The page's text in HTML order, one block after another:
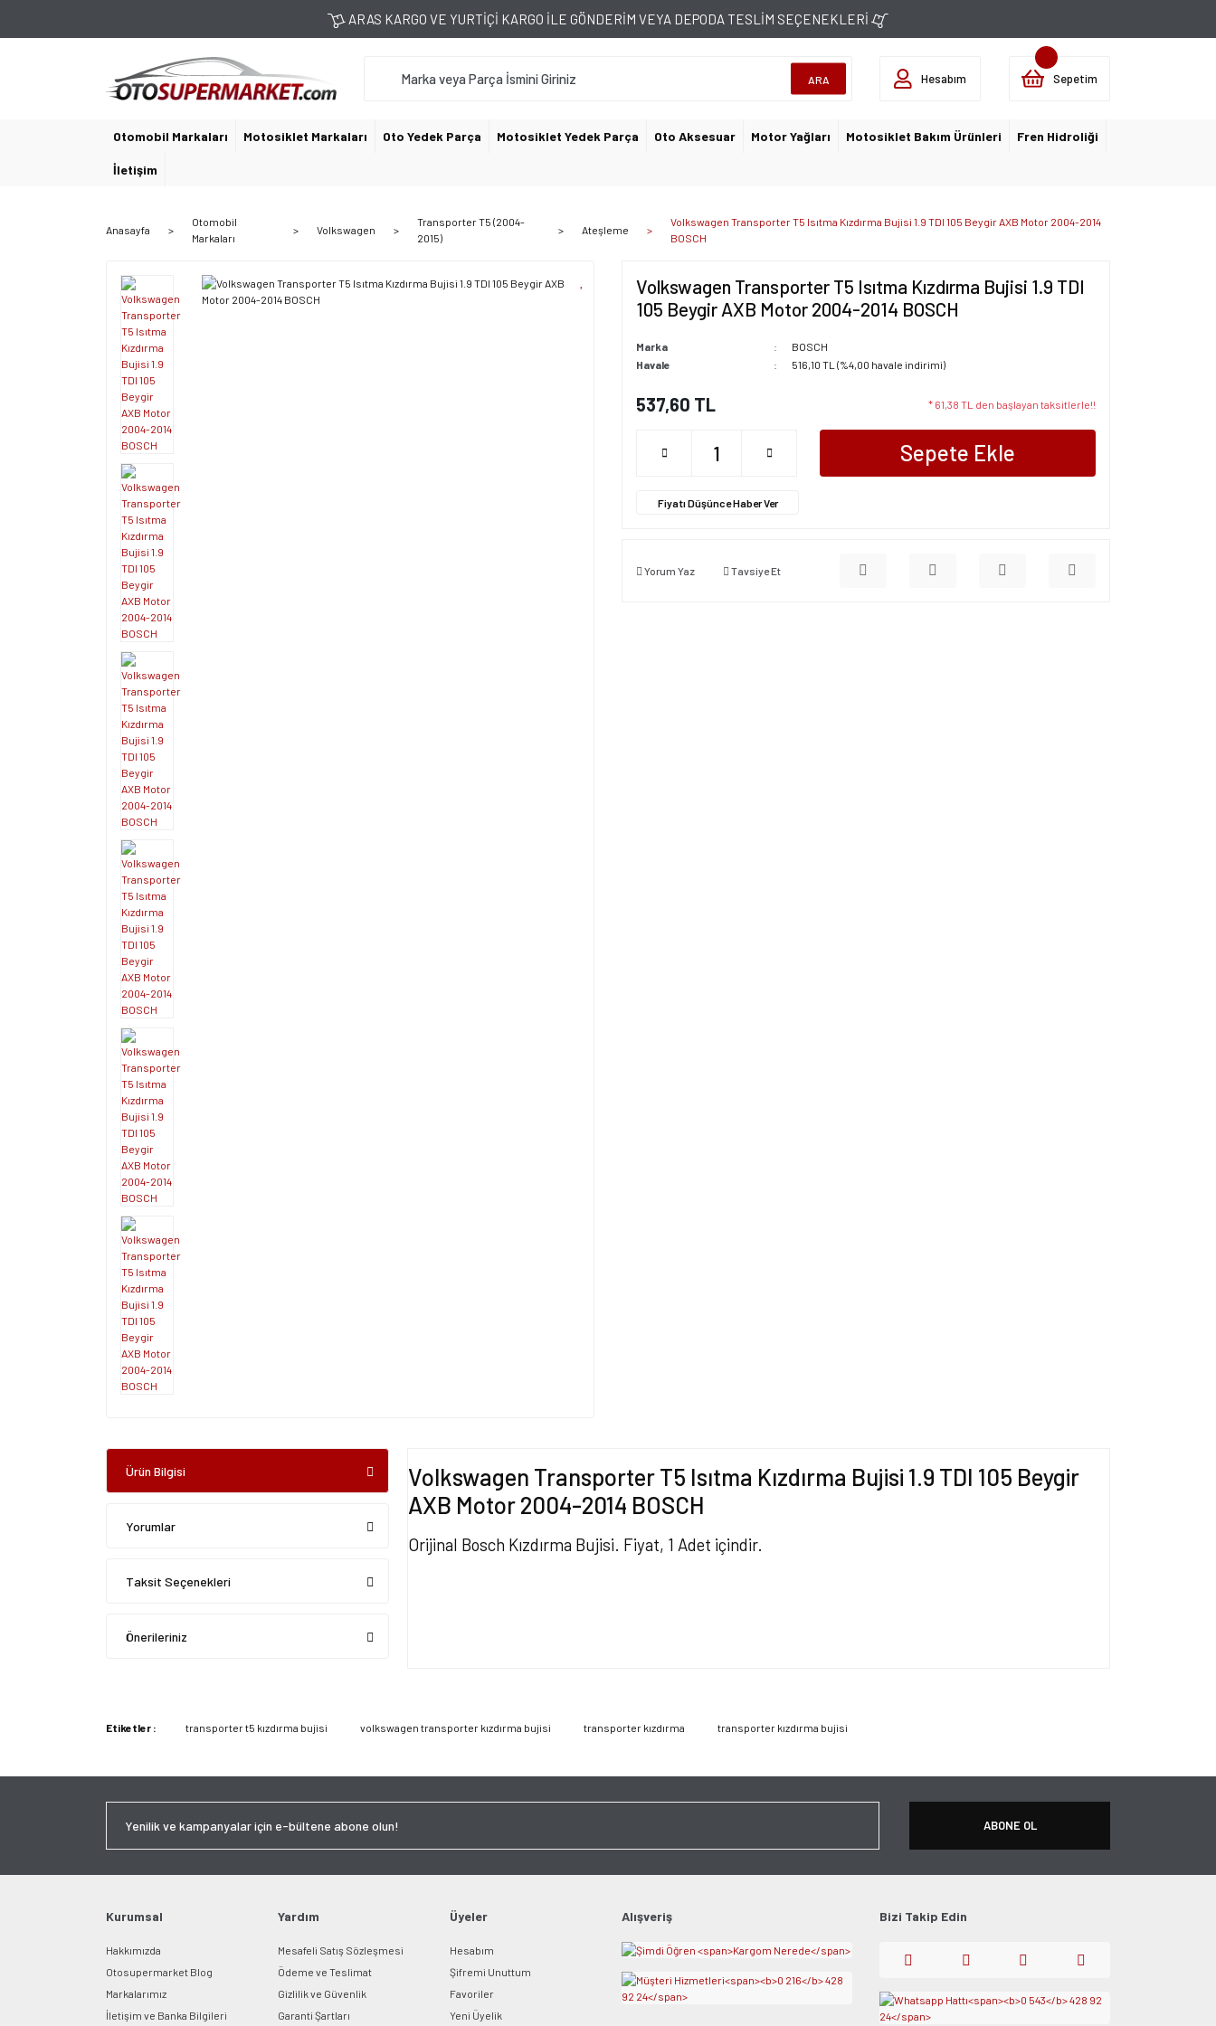
ARAS KARGO VE YURTİÇİ KARGO İLE GÖNDERİM VEYA DEPODA TESLİM SEÇENEKLERİ
ARA Hesabım Sepetim
Otomobil Markaları Motosiklet Markaları Oto Yedek Parça Motosiklet Yedek Parça Oto Aksesuar Motor Yağları Motosiklet Bakım Ürünleri Fren Hidroliği
İletişim
Anasayfa
Otomobil
Markaları
Volkswagen
Transporter T5 (2004-
2015)
Ateşleme
Volkswagen Transporter T5 Isıtma Kızdırma Bujisi 1.9 TDI 105 Beygir AXB Motor 2004-2014
BOSCH
Volkswagen Transporter T5 Isıtma Kızdırma Bujisi 1.9 TDI
105 Beygir AXB Motor 2004-2014 BOSCH
Marka
BOSCH
Havale
516,10 TL (%4,00 havale indirimi)
537,60 TL * 61,38 TL den başlayan taksitlerle!!
Sepete Ekle
Fiyatı Düşünce Haber Ver
Yorum Yaz Tavsiye Et
Ürün Bilgisi
Yorumlar
Taksit Seçenekleri
Önerileriniz
Volkswagen Transporter T5 Isıtma Kızdırma Bujisi 1.9 TDI 105 Beygir
AXB Motor 2004-2014 BOSCH
Orijinal Bosch Kızdırma Bujisi. Fiyat, 1 Adet içindir.
Ürün bilgilerinde hatalar bulunuyor.
Bu ürüne benzer farklı alternatifler olmalı.
Etiketler : transporter t5 kızdırma bujisi volkswagen transporter kızdırma bujisi transporter kızdırma transporter kızdırma bujisi
ABONE OL
Kurumsal
Hakkımızda
Otosupermarket Blog
Markalarımız
İletişim ve Banka Bilgileri
Yardım
Mesafeli Satış Sözleşmesi
Ödeme ve Teslimat
Gizlilik ve Güvenlik
Garanti Şartları
Üyeler
Hesabım
Şifremi Unuttum
Favoriler
Yeni Üyelik
Alışveriş Bizi Takip Edin